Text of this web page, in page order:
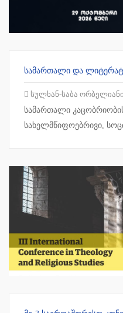
სულხან-საბა
სამართალი
სახელმწიფოებრივი,